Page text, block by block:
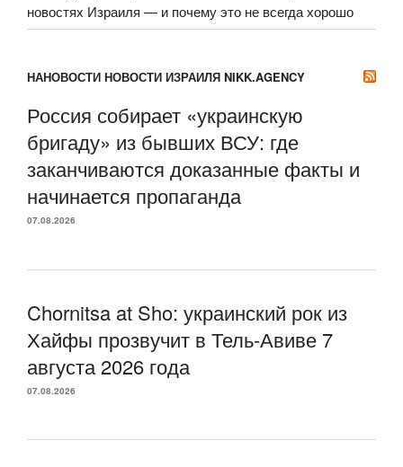
новостях Израиля — и почему это не всегда хорошо
НАНОВОСТИ НОВОСТИ ИЗРАИЛЯ NIKK.AGENCY
Россия собирает «украинскую
бригаду» из бывших ВСУ: где
заканчиваются доказанные факты и
начинается пропаганда
07.08.2026
Chornitsa at Sho: украинский рок из
Хайфы прозвучит в Тель-Авиве 7
августа 2026 года
07.08.2026